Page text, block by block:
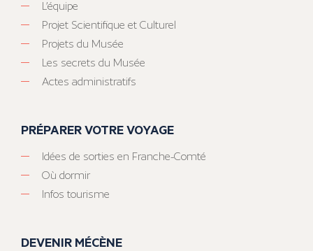
L’équipe
Projet Scientifique et Culturel
Projets du Musée
Les secrets du Musée
Actes administratifs
PRÉPARER VOTRE VOYAGE
Idées de sorties en Franche-Comté
Où dormir
Infos tourisme
DEVENIR MÉCÈNE